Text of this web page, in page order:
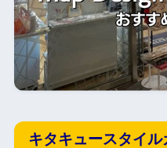
キタキュースタイ